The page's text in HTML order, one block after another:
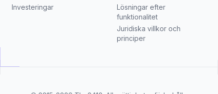
Investeringar
Lösningar efter
funktionalitet
Juridiska villkor och
principer